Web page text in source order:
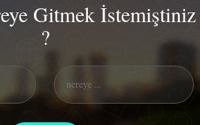
Gitmek İstemiştiniz
?